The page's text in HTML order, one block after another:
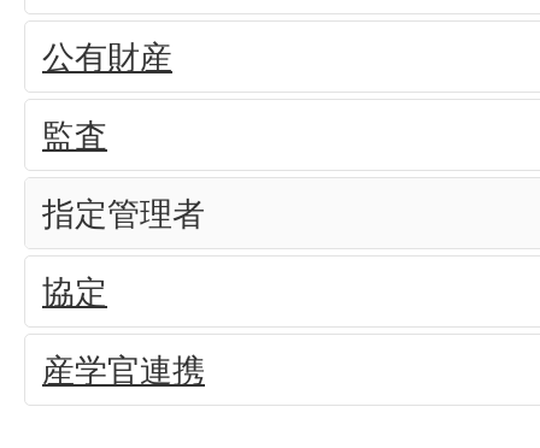
公有財産
監査
指定管理者
協定
産学官連携